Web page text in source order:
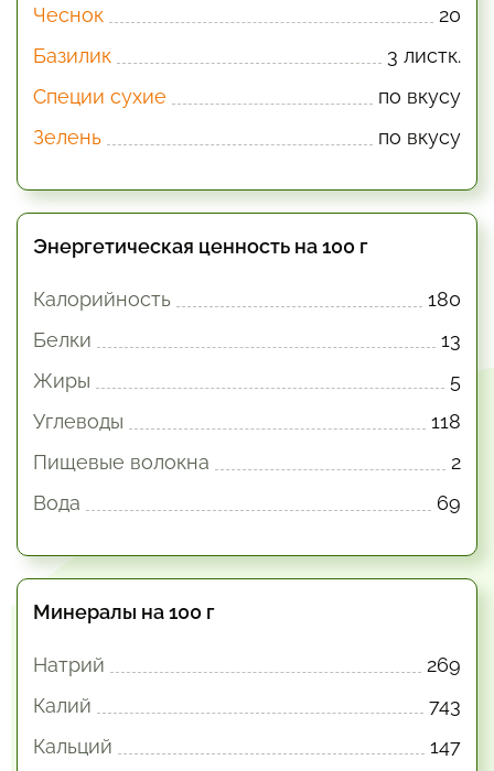
Чеснок
20
Базилик
3 листк.
Специи сухие
по вкусу
Зелень
по вкусу
Энергетическая ценность на 100 г
Калорийность
180
Белки
13
Жиры
5
Углеводы
118
Пищевые волокна
2
Вода
69
Минералы на 100 г
Натрий
269
Калий
743
Кальций
147